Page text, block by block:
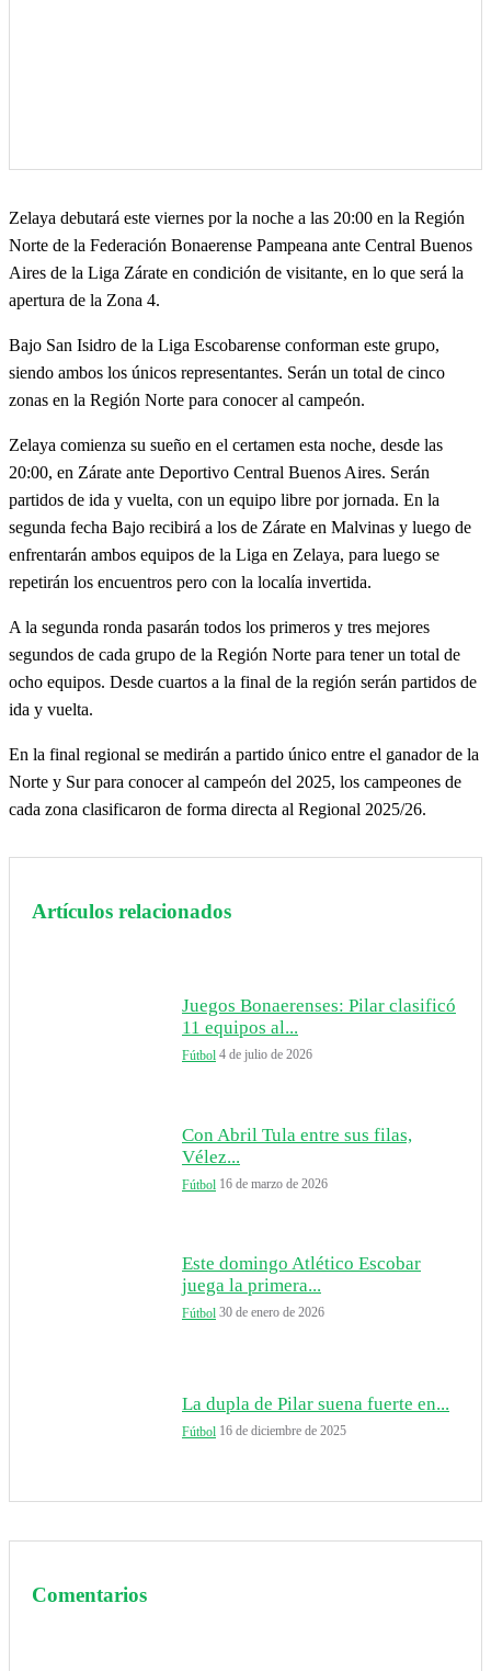
Zelaya debutará este viernes por la noche a las 20:00 en la Región
Norte de la Federación Bonaerense Pampeana ante Central Buenos
Aires de la Liga Zárate en condición de visitante, en lo que será la
apertura de la Zona 4.
Bajo San Isidro de la Liga Escobarense conforman este grupo,
siendo ambos los únicos representantes. Serán un total de cinco
zonas en la Región Norte para conocer al campeón.
Zelaya comienza su sueño en el certamen esta noche, desde las
20:00, en Zárate ante Deportivo Central Buenos Aires. Serán
partidos de ida y vuelta, con un equipo libre por jornada. En la
segunda fecha Bajo recibirá a los de Zárate en Malvinas y luego de
enfrentarán ambos equipos de la Liga en Zelaya, para luego se
repetirán los encuentros pero con la localía invertida.
A la segunda ronda pasarán todos los primeros y tres mejores
segundos de cada grupo de la Región Norte para tener un total de
ocho equipos. Desde cuartos a la final de la región serán partidos de
ida y vuelta.
En la final regional se medirán a partido único entre el ganador de la
Norte y Sur para conocer al campeón del 2025, los campeones de
cada zona clasificaron de forma directa al Regional 2025/26.
Artículos relacionados
Juegos Bonaerenses: Pilar clasificó
11 equipos al...
Fútbol 4 de julio de 2026
Con Abril Tula entre sus filas,
Vélez...
Fútbol 16 de marzo de 2026
Este domingo Atlético Escobar
juega la primera...
Fútbol 30 de enero de 2026
La dupla de Pilar suena fuerte en...
Fútbol 16 de diciembre de 2025
Comentarios